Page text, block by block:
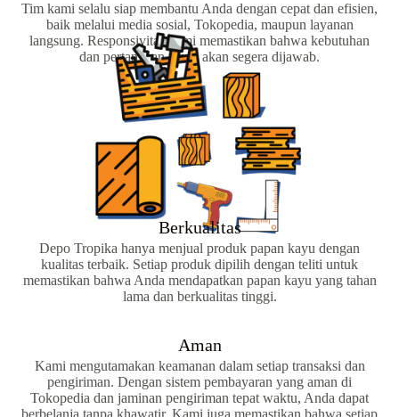
Tim kami selalu siap membantu Anda dengan cepat dan efisien,
baik melalui media sosial, Tokopedia, maupun layanan
langsung. Responsivitas kami memastikan bahwa kebutuhan
dan pertanyaan Anda akan segera dijawab.
Berkualitas
Depo Tropika hanya menjual produk papan kayu dengan
kualitas terbaik. Setiap produk dipilih dengan teliti untuk
memastikan bahwa Anda mendapatkan papan kayu yang tahan
lama dan berkualitas tinggi.
Aman
Kami mengutamakan keamanan dalam setiap transaksi dan
pengiriman. Dengan sistem pembayaran yang aman di
Tokopedia dan jaminan pengiriman tepat waktu, Anda dapat
berbelanja tanpa khawatir. Kami juga memastikan bahwa setiap